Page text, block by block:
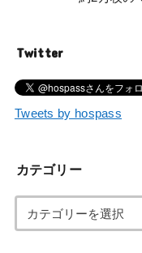
Twitter
Tweets by hospass
カテゴリー